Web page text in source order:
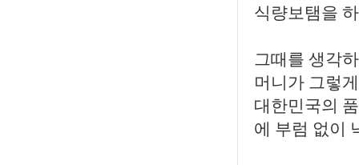
식량보탬을
그때를 생각
머니가 그렇
대한민국의
에 부럼 없이